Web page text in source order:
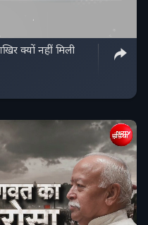
क्यों नहीं मिली